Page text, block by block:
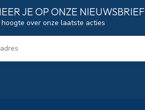
JE OP ONZE NIEUWSBRIEF
over onze laatste acties